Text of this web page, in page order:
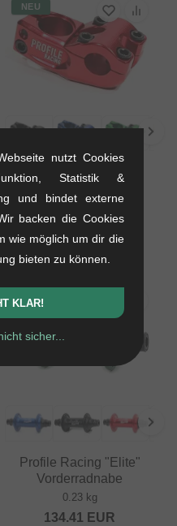
NEU
Profile Racing "Push"
NEU
Profile Racing "Elite"
Vorderradnabe
0.23 kg
134.41 EUR
nutzt Cookies
Statistik &
und bindet externe
backen die Cookies
wie möglich um dir die
bieten zu können.
KLAR!
sicher...